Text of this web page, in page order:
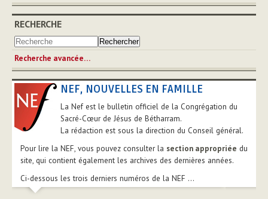
RECHERCHE
Recherche avancée…
NEF, NOUVELLES EN FAMILLE
La Nef est le bulletin officiel de la Congrégation du
Sacré-Cœur de Jésus de Bétharram.
La rédaction est sous la direction du Conseil général.
Pour lire la NEF, vous pouvez consulter la section appropriée du
site, qui contient également les archives des dernières années.
Ci-dessous les trois derniers numéros de la NEF ...